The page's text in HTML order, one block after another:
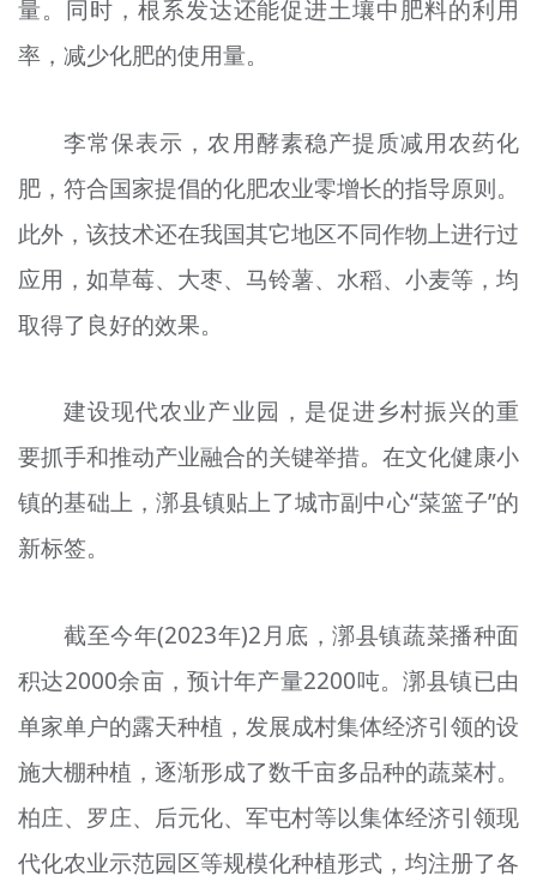
量。同时，根系发达还能促进土壤中肥料的利用
率，减少化肥的使用量。
李常保表示，农用酵素稳产提质减用农药化
肥，符合国家提倡的化肥农业零增长的指导原则。
此外，该技术还在我国其它地区不同作物上进行过
应用，如草莓、大枣、马铃薯、水稻、小麦等，均
取得了良好的效果。
建设现代农业产业园，是促进乡村振兴的重
要抓手和推动产业融合的关键举措。在文化健康小
镇的基础上，漷县镇贴上了城市副中心“菜篮子”的
新标签。
截至今年(2023年)2月底，漷县镇蔬菜播种面
积达2000余亩，预计年产量2200吨。漷县镇已由
单家单户的露天种植，发展成村集体经济引领的设
施大棚种植，逐渐形成了数千亩多品种的蔬菜村。
柏庄、罗庄、后元化、军屯村等以集体经济引领现
代化农业示范园区等规模化种植形式，均注册了各